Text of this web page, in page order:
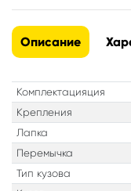
Описание
Комплектацияция
Крепления
Лапка
Перемычка
Тип кузова